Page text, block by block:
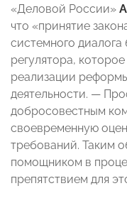
«Деловой России»
что «принятие
системного
регулятора,
реализации
деятельности. —
добросовестным
своевременную
требований. Таким
помощником в
препятствием для